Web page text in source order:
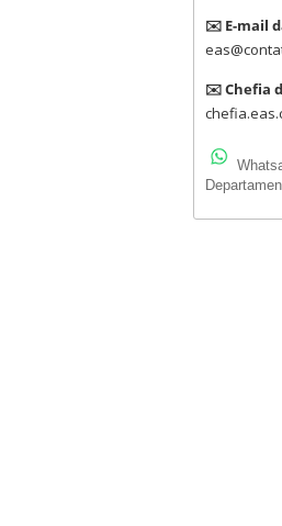
✉️ E-mail
✉️ Chefia